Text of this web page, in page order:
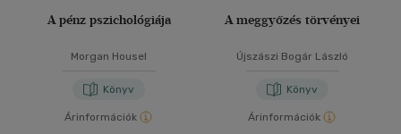
A pénz pszichológiája
Morgan Housel
Könyv
Árinformációk
A meggyőzés törvényei
Újszászi Bogár László
Könyv
Árinformációk